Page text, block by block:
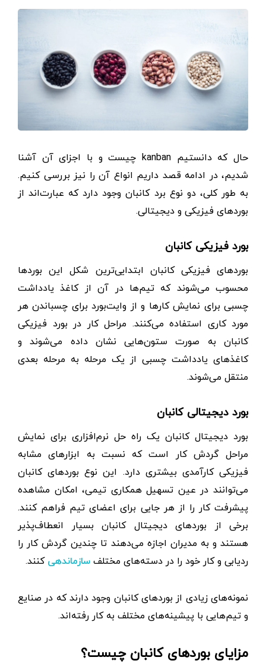
حال که دانستیم kanban چیست و با اجزای آن آشنا
شدیم، در ادامه قصد داریم انواع آن را نیز بررسی کنیم.
به طور کلی، دو نوع برد کانبان وجود دارد که عبارت‌اند از
بوردهای فیزیکی و دیجیتالی.
بورد فیزیکی کانبان
بوردهای فیزیکی کانبان ابتدایی‌ترین شکل این بوردها
محسوب می‌شوند که تیم‌ها در آن از کاغذ یادداشت
چسبی برای نمایش کارها و از وایت‌بورد برای چسباندن هر
مورد کاری استفاده می‌کنند. مراحل کار در بورد فیزیکی
کانبان به صورت ستون‌هایی نشان داده می‌شوند و
کاغذ‌های یادداشت چسبی از یک مرحله به مرحله بعدی
منتقل می‌شوند.
بورد دیجیتالی کانبان
بورد دیجیتال کانبان یک راه حل نرم‌افزاری برای نمایش
مراحل گردش کار است که نسبت به ابزارهای مشابه
فیزیکی کارآمدی بیشتری دارد. این نوع بوردهای کانبان
می‌توانند در عین تسهیل همکاری تیمی، امکان مشاهده
پیشرفت کار را از هر جایی برای اعضای تیم فراهم کنند.
برخی از بوردهای دیجیتال کانبان بسیار انعطاف‌پذیر
هستند و به مدیران اجازه می‌دهند تا چندین گردش کار را
ردیابی و کار خود را در دسته‌های مختلف سازماندهی کنند.
نمونه‌های زیادی از بوردهای کانبان وجود دارند که در صنایع
و تیم‌هایی با پیشینه‌های مختلف به کار رفته‌اند.
مزایای بوردهای کانبان چیست؟